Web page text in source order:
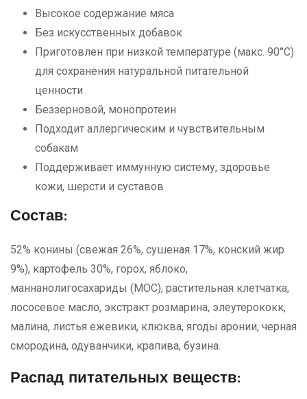
Высокое содержание мяса
Без искусственных добавок
Приготовлен при низкой температуре (макс. 90°C)
для сохранения натуральной питательной
ценности
Беззерновой, монопротеин
Подходит аллергическим и чувствительным
собакам
Поддерживает иммунную систему, здоровье
кожи, шерсти и суставов
Состав:
52% конины (свежая 26%, сушеная 17%, конский жир
9%), картофель 30%, горох, яблоко,
маннанолигосахариды (МОС), растительная клетчатка,
лососевое масло, экстракт розмарина, элеутерококк,
малина, листья ежевики, клюква, ягоды аронии, черная
смородина, одуванчики, крапива, бузина.
Распад питательных веществ: